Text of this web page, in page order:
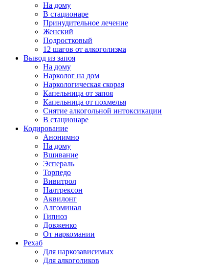
На дому
В стационаре
Принудительное лечение
Женский
Подростковый
12 шагов от алкоголизма
Вывод из запоя
На дому
Нарколог на дом
Наркологическая скорая
Капельница от запоя
Капельница от похмелья
Снятие алкогольной интоксикации
В стационаре
Кодирование
Анонимно
На дому
Вшивание
Эспераль
Торпедо
Вивитрол
Налтрексон
Аквилонг
Алгоминал
Гипноз
Довженко
От наркомании
Рехаб
Для наркозависимых
Для алкоголиков